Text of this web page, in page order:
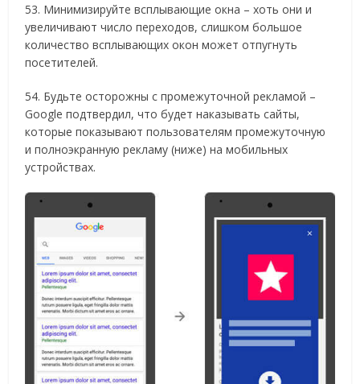
53. Минимизируйте всплывающие окна – хоть они и
увеличивают число переходов, слишком большое
количество всплывающих окон может отпугнуть
посетителей.
54. Будьте осторожны с промежуточной рекламой –
Google подтвердил, что будет наказывать сайты,
которые показывают пользователям промежуточную
и полноэкранную рекламу (ниже) на мобильных
устройствах.